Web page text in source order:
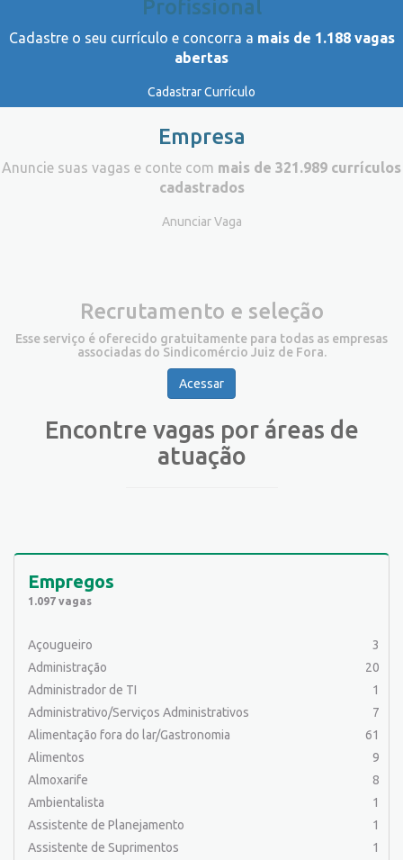
Profissional
Cadastre o seu currículo e concorra a mais de 1.188 vagas
abertas
Cadastrar Currículo
Empresa
Anuncie suas vagas e conte com mais de 321.989 currículos
cadastrados
Anunciar Vaga
Recrutamento e seleção
Esse serviço é oferecido gratuitamente para todas as empresas
associadas do Sindicomércio Juiz de Fora.
Acessar
Encontre vagas por áreas de
atuação
Empregos
1.097 vagas
Açougueiro
3
Administração
20
Administrador de TI
1
Administrativo/Serviços Administrativos
7
Alimentação fora do lar/Gastronomia
61
Alimentos
9
Almoxarife
8
Ambientalista
1
Assistente de Planejamento
1
Assistente de Suprimentos
1